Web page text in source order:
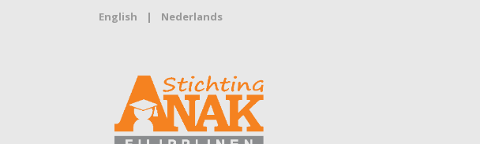
English | Nederlands